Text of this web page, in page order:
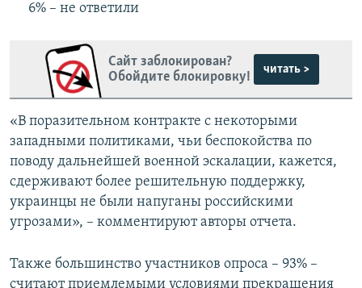
6% – не ответили
Сайт заблокирован?
Обойдите блокировку!
читать >
«В поразительном контракте с некоторыми
западными политиками, чьи беспокойства по
поводу дальнейшей военной эскалации, кажется,
сдерживают более решительную поддержку,
украинцы не были напуганы российскими
угрозами», – комментируют авторы отчета.
Также большинство участников опроса – 93% –
считают приемлемыми условиями прекращения